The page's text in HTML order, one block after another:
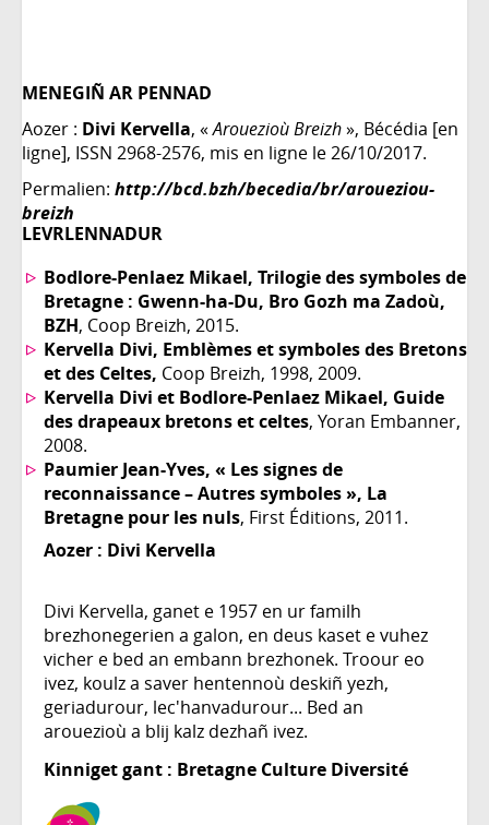
MENEGIÑ AR PENNAD
Aozer : Divi Kervella, «Arouezioù Breizh», Bécédia [en
ligne], ISSN 2968-2576, mis en ligne le 26/10/2017.
Permalien: http://bcd.bzh/becedia/br/aroueziou-
breizh
LEVRLENNADUR
Bodlore-Penlaez Mikael, Trilogie des symboles de
Bretagne : Gwenn-ha-Du, Bro Gozh ma Zadoù,
BZH, Coop Breizh, 2015.
Kervella Divi, Emblèmes et symboles des Bretons
et des Celtes, Coop Breizh, 1998, 2009.
Kervella Divi et Bodlore-Penlaez Mikael, Guide
des drapeaux bretons et celtes, Yoran Embanner,
2008.
Paumier Jean-Yves, « Les signes de
reconnaissance – Autres symboles », La
Bretagne pour les nuls, First Éditions, 2011.
Aozer : Divi Kervella
Divi Kervella, ganet e 1957 en ur familh
brezhonegerien a galon, en deus kaset e vuhez
vicher e bed an embann brezhonek. Troour eo
ivez, koulz a saver hentennoù deskiñ yezh,
geriadurour, lec'hanvadurour... Bed an
arouezioù a blij kalz dezhañ ivez.
Kinniget gant : Bretagne Culture Diversité